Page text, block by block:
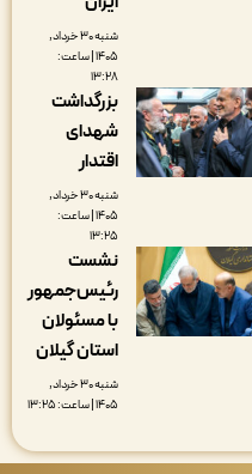
شنبه ۳۰ خرداد,
۱۴۰۵ | ساعت:
بزرگداشت
شهدای
اقتدار
شنبه ۳۰ خرداد,
۱۴۰۵ | ساعت:
نشست
رئیس‌جمهور
با مسئولان
استان گیلان
شنبه ۳۰ خرداد,